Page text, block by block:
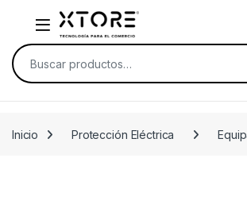
Skip to navigation
Skip to content
Buscar por:
Inicio Protección Eléctrica